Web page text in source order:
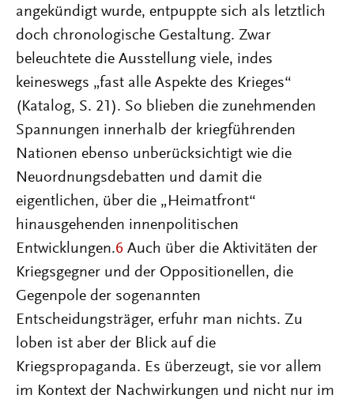
angekündigt wurde, entpuppte sich als letztlich
doch chronologische Gestaltung. Zwar
beleuchtete die Ausstellung viele, indes
keineswegs „fast alle Aspekte des Krieges“
(Katalog, S. 21). So blieben die zunehmenden
Spannungen innerhalb der kriegführenden
Nationen ebenso unberücksichtigt wie die
Neuordnungsdebatten und damit die
eigentlichen, über die „Heimatfront“
hinausgehenden innenpolitischen
Entwicklungen.6 Auch über die Aktivitäten der
Kriegsgegner und der Oppositionellen, die
Gegenpole der sogenannten
Entscheidungsträger, erfuhr man nichts. Zu
loben ist aber der Blick auf die
Kriegspropaganda. Es überzeugt, sie vor allem
im Kontext der Nachwirkungen und nicht nur im